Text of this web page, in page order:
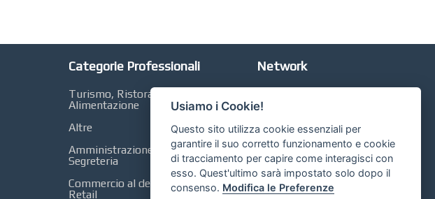
Categorie Professionali
Turismo, Ristorazione,
Alimentazione
Altre
Amministrazione, Contabilità,
Segreteria
Commercio al dettaglio, GDO,
Retail
Network
Libri Online
Compravendita
Usiamo i Cookie!
Questo sito utilizza cookie essenziali per
garantire il suo corretto funzionamento e cookie
di tracciamento per capire come interagisci con
esso. Quest'ultimo sarà impostato solo dopo il
consenso. Modifica le Preferenze